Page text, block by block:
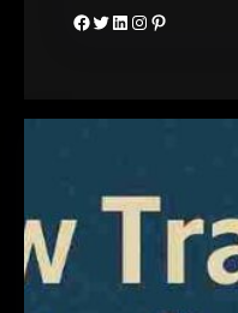
Facebook Twitter LinkedIn Instagram Pinterest